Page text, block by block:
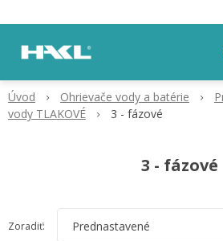
Úvod Ohrievače vody a batérie
vody TLAKOVÉ
3 - fázové
3 - fázové
Zoradiť: Prednastavené